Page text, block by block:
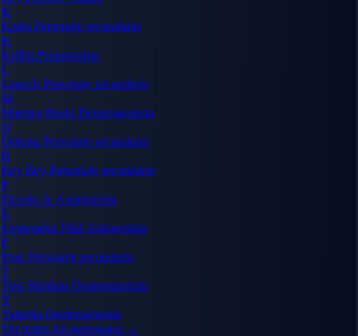
K
Korin Personaje secundario
K
Krillin Protagonista
L
Launch Personaje secundario
M
Maestro Roshi Deuteragonista
O
Oolong Personaje secundario
R
Rey Bey Personaje secundario
P
Piccolo Jr. Antagonista
E
Emperador PilafAntagonista
P
PuarPersonaje secundario
T
Tien Shinhan Deuteragonista
Y
Yamcha Deuteragonista
Ver todos los personajes →